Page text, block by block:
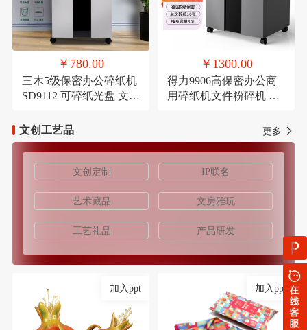
￥780.00
三木5级保密办公碎纸机
SD9112 可碎纸光盘 文件
￥1300.00
得力9906高保密办公商
用碎纸机文件粉碎机 长
文创工艺品
更多
文创定制 IP联名
艺术藏品 文房雅玩
工艺礼品 产品研发
加入ppt 加入ppt